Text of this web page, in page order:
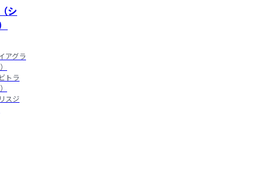
シ
アグラ
トラ
スジ